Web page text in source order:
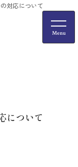
の対応について
について